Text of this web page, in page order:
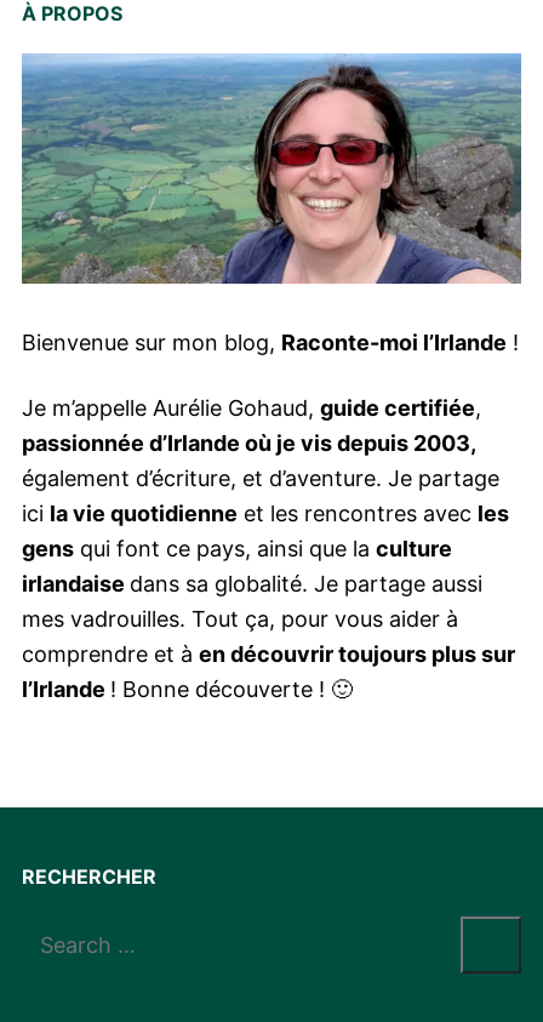
À PROPOS
Bienvenue sur mon blog, Raconte-moi l’Irlande !
Je m’appelle Aurélie Gohaud, guide certifiée,
passionnée d’Irlande où je vis depuis 2003,
également d’écriture, et d’aventure. Je partage
ici la vie quotidienne et les rencontres avec les
gens qui font ce pays, ainsi que la culture
irlandaise dans sa globalité. Je partage aussi
mes vadrouilles. Tout ça, pour vous aider à
comprendre et à en découvrir toujours plus sur
l’Irlande ! Bonne découverte ! 🙂
RECHERCHER
Rechercher